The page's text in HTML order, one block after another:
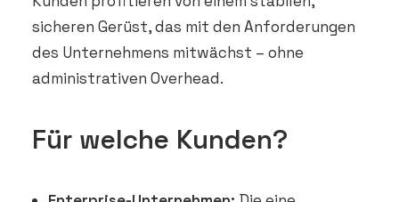
sicheren Gerüst, das mit den Anforderungen
des Unternehmens mitwächst – ohne
administrativen Overhead.
Für welche Kunden?